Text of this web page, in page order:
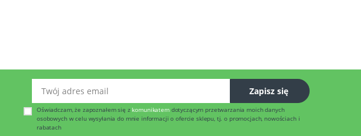
Zapisz się
Oświadczam, że zapoznałem się z komunikatemdotyczącym przetwarzania moich danych
osobowych w celu wysyłania do mnie informacji o ofercie sklepu, tj. o promocjach, nowościach i
rabatach